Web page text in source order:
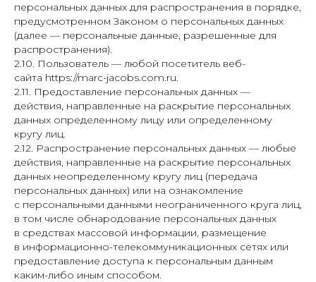
персональных данных для распространения в порядке,
предусмотренном Законом о персональных данных
(далее — персональные данные, разрешенные для
распространения).
2.10. Пользователь — любой посетитель веб-
сайта https://marc-jacobs.com.ru.
2.11. Предоставление персональных данных —
действия, направленные на раскрытие персональных
данных определенному лицу или определенному
кругу лиц.
2.12. Распространение персональных данных — любые
действия, направленные на раскрытие персональных
данных неопределенному кругу лиц (передача
персональных данных) или на ознакомление
с персональными данными неограниченного круга лиц,
в том числе обнародование персональных данных
в средствах массовой информации, размещение
в информационно-телекоммуникационных сетях или
предоставление доступа к персональным данным
каким-либо иным способом.